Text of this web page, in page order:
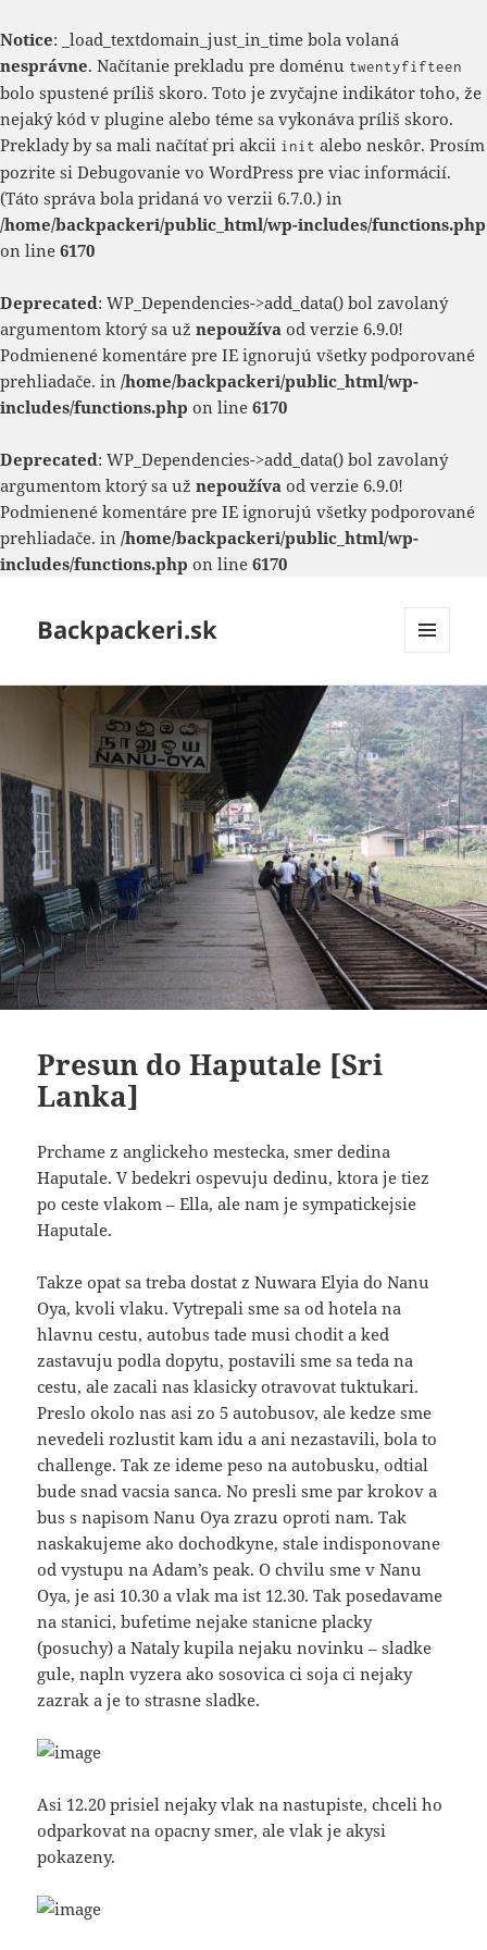
Notice: _load_textdomain_just_in_time bola volaná
nesprávne. Načítanie prekladu pre doménu twentyfifteen
bolo spustené príliš skoro. Toto je zvyčajne indikátor toho, že
nejaký kód v plugine alebo téme sa vykonáva príliš skoro.
Preklady by sa mali načítať pri akcii init alebo neskôr. Prosím
pozrite si Debugovanie vo WordPress pre viac informácií.
(Táto správa bola pridaná vo verzii 6.7.0.) in
/home/backpackeri/public_html/wp-includes/functions.php
on line 6170
Deprecated: WP_Dependencies->add_data() bol zavolaný
argumentom ktorý sa už nepoužíva od verzie 6.9.0!
Podmienené komentáre pre IE ignorujú všetky podporované
prehliadače. in /home/backpackeri/public_html/wp-
includes/functions.php on line 6170
Deprecated: WP_Dependencies->add_data() bol zavolaný
argumentom ktorý sa už nepoužíva od verzie 6.9.0!
Podmienené komentáre pre IE ignorujú všetky podporované
prehliadače. in /home/backpackeri/public_html/wp-
includes/functions.php on line 6170
Backpackeri.sk
WIDGETY
Presun do Haputale [Sri
Lanka]
Prchame z anglickeho mestecka, smer dedina
Haputale. V bedekri ospevuju dedinu, ktora je tiez
po ceste vlakom – Ella, ale nam je sympatickejsie
Haputale.
Takze opat sa treba dostat z Nuwara Elyia do Nanu
Oya, kvoli vlaku. Vytrepali sme sa od hotela na
hlavnu cestu, autobus tade musi chodit a ked
zastavuju podla dopytu, postavili sme sa teda na
cestu, ale zacali nas klasicky otravovat tuktukari.
Preslo okolo nas asi zo 5 autobusov, ale kedze sme
nevedeli rozlustit kam idu a ani nezastavili, bola to
challenge. Tak ze ideme peso na autobusku, odtial
bude snad vacsia sanca. No presli sme par krokov a
bus s napisom Nanu Oya zrazu oproti nam. Tak
naskakujeme ako dochodkyne, stale indisponovane
od vystupu na Adam’s peak. O chvilu sme v Nanu
Oya, je asi 10.30 a vlak ma ist 12.30. Tak posedavame
na stanici, bufetime nejake stanicne placky
(posuchy) a Nataly kupila nejaku novinku – sladke
gule, napln vyzera ako sosovica ci soja ci nejaky
zazrak a je to strasne sladke.
Asi 12.20 prisiel nejaky vlak na nastupiste, chceli ho
odparkovat na opacny smer, ale vlak je akysi
pokazeny.